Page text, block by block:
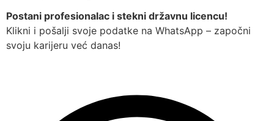
Postani profesionalac i stekni državnu licencu!
Klikni i pošalji svoje podatke na WhatsApp – započni
svoju karijeru već danas!